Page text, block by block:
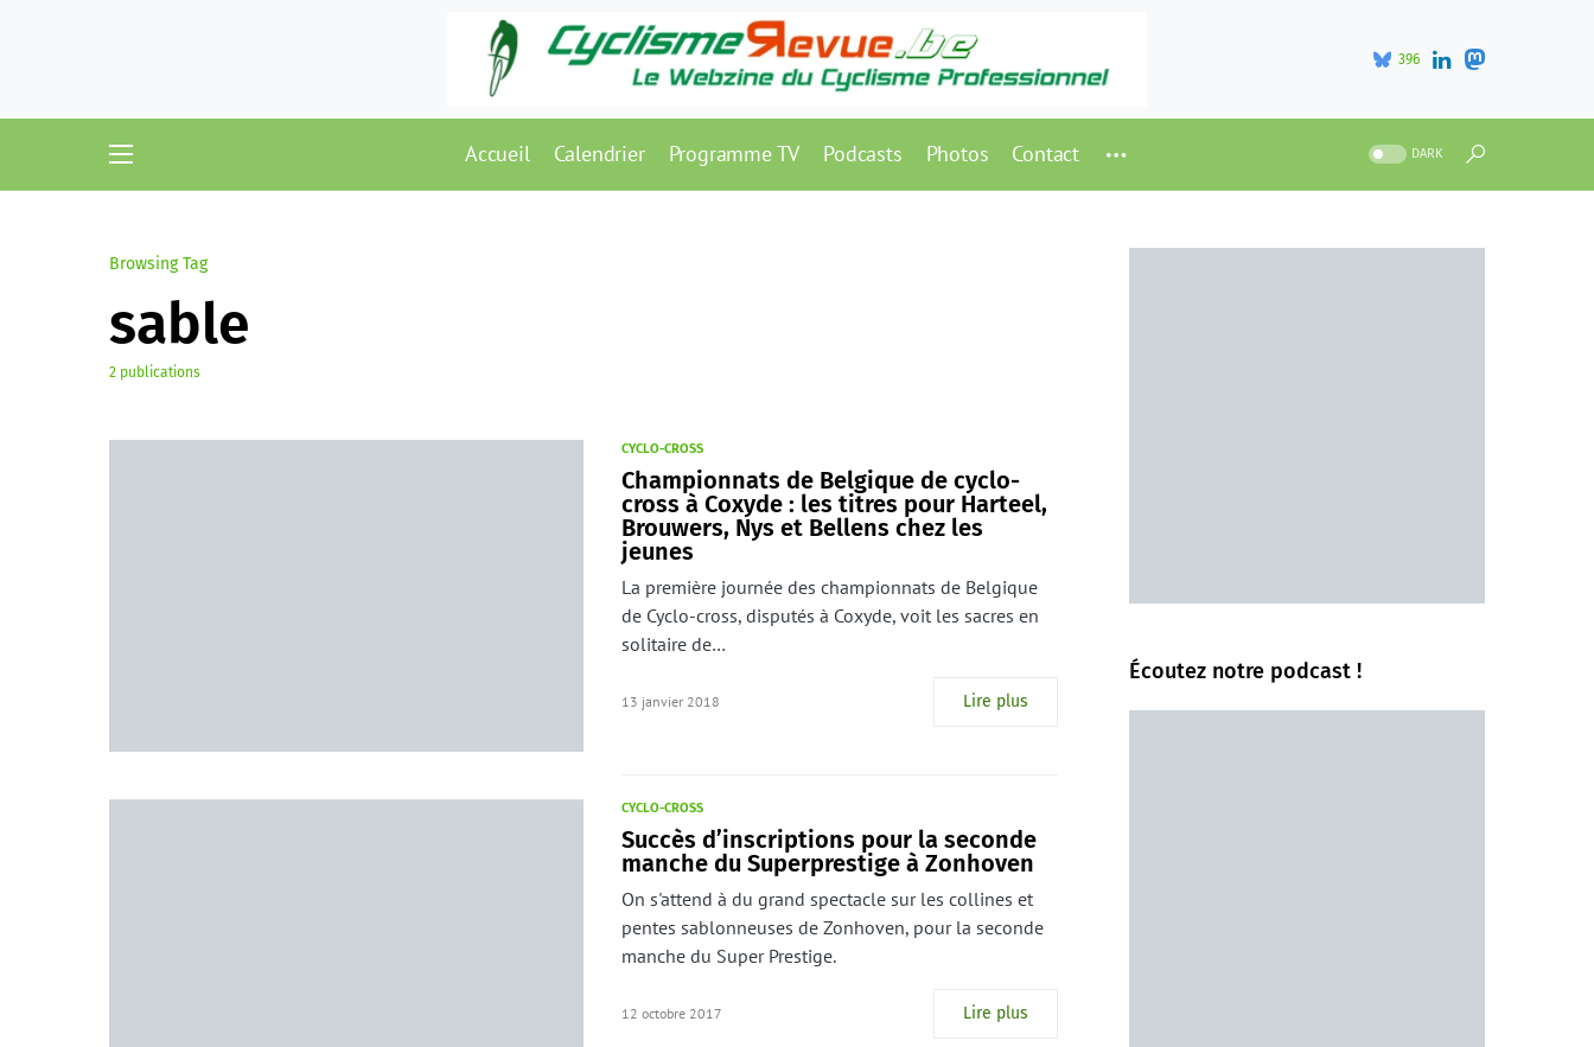
396
Accueil Calendrier Programme TV Podcasts Photos Contact DARK
Browsing Tag
sable
2 publications
CYCLO-CROSS
Championnats de Belgique de cyclo-
cross à Coxyde : les titres pour Harteel,
Brouwers, Nys et Bellens chez les
jeunes
La première journée des championnats de Belgique
de Cyclo-cross, disputés à Coxyde, voit les sacres en
solitaire de…
13 janvier 2018 Lire plus
CYCLO-CROSS
Succès d’inscriptions pour la seconde
manche du Superprestige à Zonhoven
On s'attend à du grand spectacle sur les collines et
pentes sablonneuses de Zonhoven, pour la seconde
manche du Super Prestige.
12 octobre 2017 Lire plus
Écoutez notre podcast !